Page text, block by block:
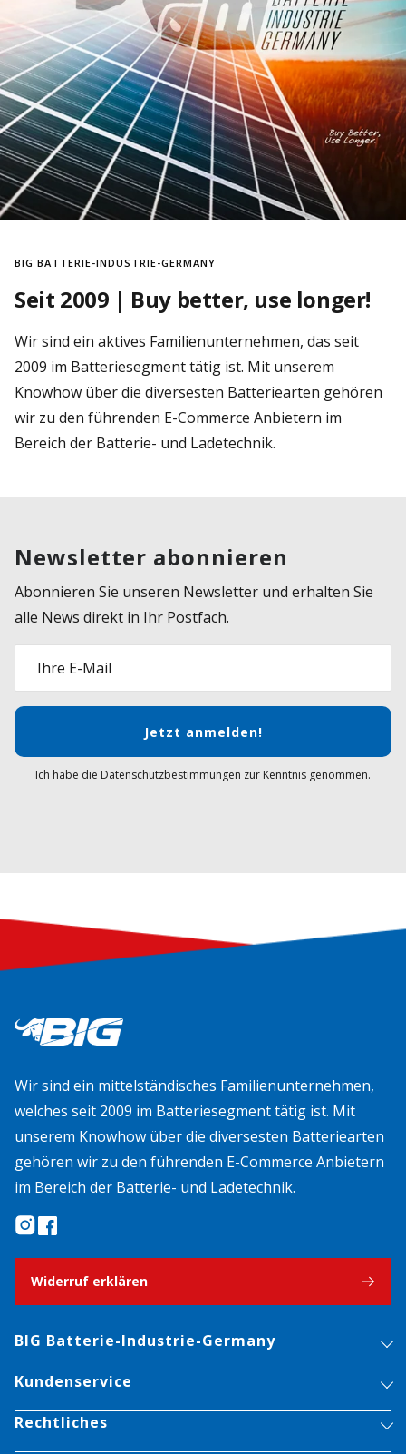
BIG BATTERIE-INDUSTRIE-GERMANY
Seit 2009 | Buy better, use longer!
Wir sind ein aktives Familienunternehmen, das seit
2009 im Batteriesegment tätig ist. Mit unserem
Knowhow über die diversesten Batteriearten gehören
wir zu den führenden E-Commerce Anbietern im
Bereich der Batterie- und Ladetechnik.
Newsletter abonnieren
Abonnieren Sie unseren Newsletter und erhalten Sie
alle News direkt in Ihr Postfach.
Ihre E-Mail
Jetzt anmelden!
Ich habe die Datenschutzbestimmungen zur Kenntnis genommen.
Wir sind ein mittelständisches Familienunternehmen,
welches seit 2009 im Batteriesegment tätig ist. Mit
unserem Knowhow über die diversesten Batteriearten
gehören wir zu den führenden E-Commerce Anbietern
im Bereich der Batterie- und Ladetechnik.
Widerruf erklären
BIG Batterie-Industrie-Germany
Kundenservice
Rechtliches